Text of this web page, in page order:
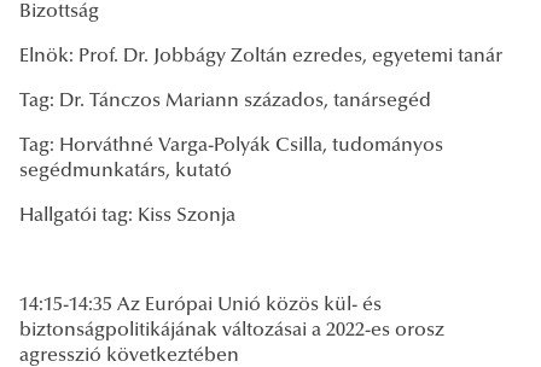
Bizottság
Elnök: Prof. Dr. Jobbágy Zoltán ezredes, egyetemi tanár
Tag: Dr. Tánczos Mariann százados, tanársegéd
Tag: Horváthné Varga-Polyák Csilla, tudományos
segédmunkatárs, kutató
Hallgatói tag: Kiss Szonja
14:15-14:35 Az Európai Unió közös kül- és
biztonságpolitikájának változásai a 2022-es orosz
agresszió következtében